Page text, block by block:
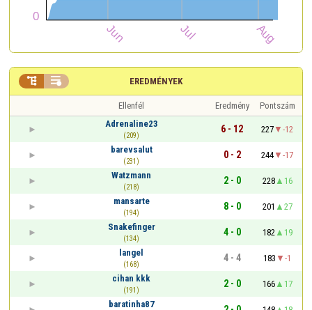
EREDMÉNYEK
 
Ellenfél Eredmény
Pontszám
Adrenaline23
(209)
6 - 12 227
-12
barevsalut
(231)
0 - 2 244
-17
Watzmann
(218)
2 - 0 228
16
mansarte
(194)
8 - 0 201
27
Snakefinger
(134)
4 - 0 182
19
langel
(168)
4 - 4 183
-1
cihan kkk
(191)
2 - 0 166
17
baratinha87